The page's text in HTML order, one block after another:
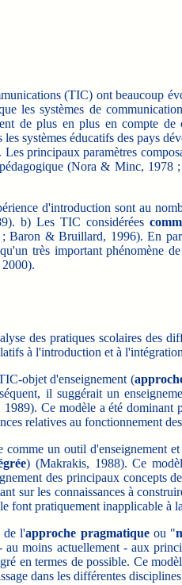
(TIC) ont beaucoup
les systèmes de
de plus en plus en compte
systèmes éducatifs des pays
principaux paramètres
(Nora & Minc,
d'introduction sont au
b) Les TIC considérées
Baron & Bruillard, 1996). En
très important
des pratiques scolaires des
à l'introduction et à
objet d'enseignement (
il suggérait un
Ce modèle a été
relatives au fonctionnement
un outil d'enseignement
) (Makrakis, 1988). Ce
des principaux concepts
sur les connaissances à
font pratiquement inapplicable à
de l'approche pragmatiqueou "
moins actuellement - aux
en termes de possible. Ce
dans les différentes